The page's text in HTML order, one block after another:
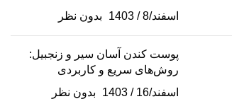
اسفند/8 / 1403
بدون نظر
پوست کندن آسان سیر و زنجبیل:
روش‌های سریع و کاربردی
اسفند/16 / 1403
بدون نظر